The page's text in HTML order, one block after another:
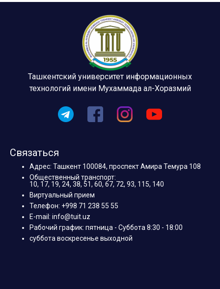
Ташкентский университет информационных
технологий имени Мухаммада ал-Хоразмий
Связаться
Адрес: Ташкент 100084, проспект Амира Темура 108
Общественный транспорт:
10, 17, 19, 24, 38, 51, 60, 67, 72, 93, 115, 140
Виртуальный прием
Телефон: +998 71 238 55 55
E-mail: info@tuit.uz
Рабочий график: пятница - Суббота 8:30 - 18:00
суббота воскресенье выходной